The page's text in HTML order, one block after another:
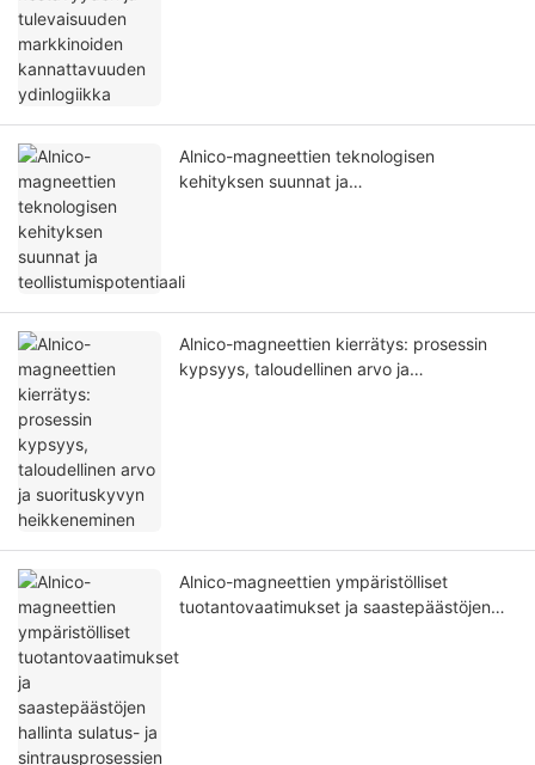
Alnico-magneettien teknologisen
kehityksen suunnat ja
Alnico-magneettien kierrätys: prosessin
kypsyys, taloudellinen arvo ja
Alnico-magneettien ympäristölliset
tuotantovaatimukset ja saastepäästöjen